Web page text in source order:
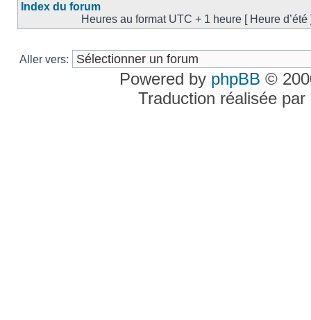
Index du forum
Heures au format UTC + 1 heure [ Heure d’été
Aller vers:
Powered by phpBB ©
Traduction réalisée par